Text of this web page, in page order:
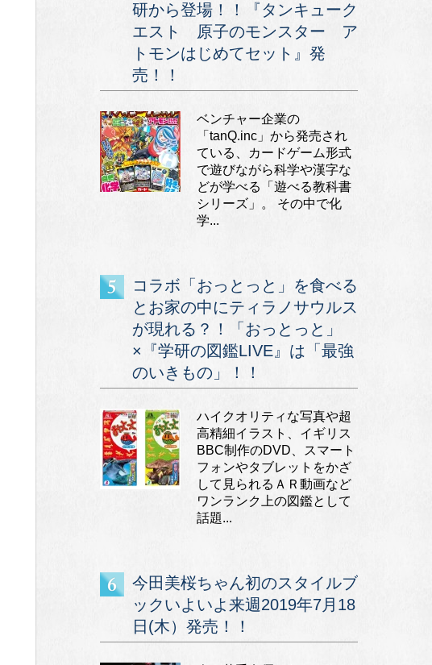
研から登場！！『タンキューク
エスト 原子のモンスター ア
トモンはじめてセット』発
売！！
ベンチャー企業の
「tanQ.inc」から発売され
ている、カードゲーム形式
で遊びながら科学や漢字な
どが学べる「遊べる教科書
シリーズ」。 その中で化
学...
コラボ「おっとっと」を食べる
とお家の中にティラノサウルス
が現れる？！「おっとっと」
×『学研の図鑑LIVE』は「最強
のいきもの」！！
ハイクオリティな写真や超
高精細イラスト、イギリス
BBC制作のDVD、スマート
フォンやタブレットをかざ
して見られるＡＲ動画など
ワンランク上の図鑑として
話題...
今田美桜ちゃん初のスタイルブ
ックいよいよ来週2019年7月18
日(木）発売！！